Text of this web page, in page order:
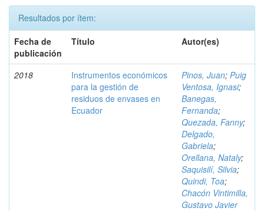
Resultados por ítem:
Fecha de
publicación
Título Autor(es)
2018
Instrumentos económicos
para la gestión de
residuos de envases en
Ecuador
Pinos, Juan; Puig
Ventosa, Ignasi;
Banegas,
Fernanda;
Quezada, Fanny;
Delgado,
Gabriela;
Orellana, Nataly;
Saquisilí, Silvia;
Quindi, Toa;
Chacón Vintimilla,
Gustavo Javier